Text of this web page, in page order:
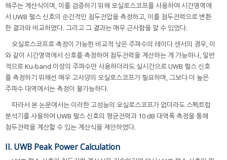
해주는 계산식이며, 이를 검증하기 위해 오실로스코프를 사용하여 시간영역에
서 UWB 펄스 신호의 순간적인 첨두전압을 측정하고, 이를 첨두전력으로 변환
한 결과와 비교하였다. 그리고 그 결과는 매우 근사함을 알 수 있었다.
오실로스코프로 측정이 가능한 비교적 낮은 주파수의 레이다 센서의 경우, 이
와 같이 시간영역에서 신호를 측정하여 첨두전력을 계산하는 게 가능하나, 일반
적으로 Ku-band 이상의 주파수만 사용하더라도 실시간으로 UWB 펄스 신호
를 측정하기 위해선 매우 고사양의 오실로스코프가 필요하며, 그보다 더 높은
주파수 대역에서는 측정이 불가능하다.
따라서 본 논문에서는 이러한 고성능의 오실로스코프가 없더라도 스펙트럼
분석기를 사용하여 UWB 펄스 신호의 평균전력과 10 dB 대역폭 측정을 통해
첨두전력을 계산할 수 있는 계산식을 제안하였다.
II. UWB Peak Power Calculation